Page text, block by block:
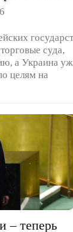
суда,
а Украина
целям на
– теперь